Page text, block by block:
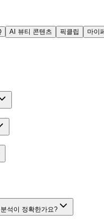
AI 뷰티 콘텐츠 픽클립 마이
석이 정확한가요?